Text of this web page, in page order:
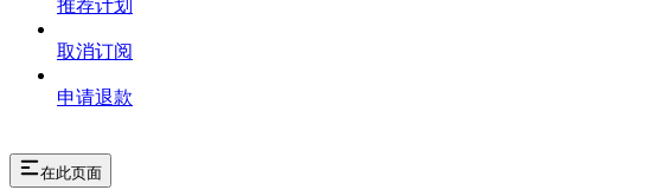
推荐计划
取消订阅
申请退款
在此页面